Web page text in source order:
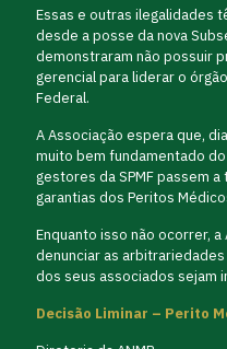
Essas e outras ilegalidades
desde a posse da nova
demonstraram não possuir
gerencial para liderar o
Federal.
A Associação espera que,
muito bem fundamentado
gestores da SPMF passem
garantias dos Peritos
Enquanto isso não ocorrer, a
denunciar as
dos seus associados sejam
Decisão Liminar – Perito